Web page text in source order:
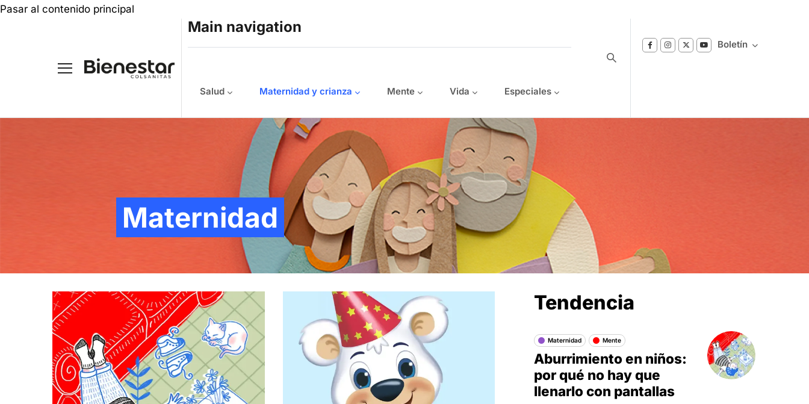
Pasar al contenido principal
Main navigation
Salud Maternidad y crianza Mente Vida Especiales
Boletín
Síganos en
Maternidad
Tendencia
Maternidad Mente
Aburrimiento en niños:
por qué no hay que
llenarlo con pantallas